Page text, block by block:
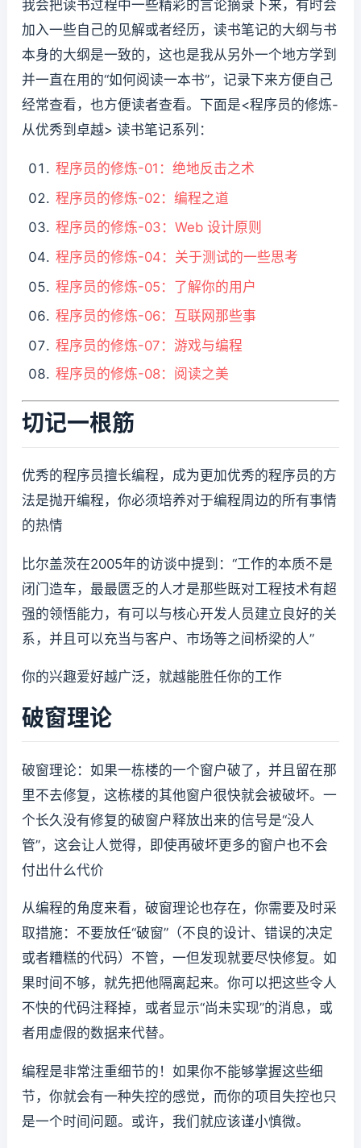
我会把读书过程中一些精彩的言论摘录下来，有时会
加入一些自己的见解或者经历，读书笔记的大纲与书
本身的大纲是一致的，这也是我从另外一个地方学到
并一直在用的“如何阅读一本书”，记录下来方便自己
经常查看，也方便读者查看。下面是<程序员的修炼-
从优秀到卓越> 读书笔记系列：
程序员的修炼-01：绝地反击之术
程序员的修炼-02：编程之道
程序员的修炼-03：Web 设计原则
程序员的修炼-04：关于测试的一些思考
程序员的修炼-05：了解你的用户
程序员的修炼-06：互联网那些事
程序员的修炼-07：游戏与编程
程序员的修炼-08：阅读之美
切记一根筋
优秀的程序员擅长编程，成为更加优秀的程序员的方
法是抛开编程，你必须培养对于编程周边的所有事情
的热情
比尔盖茨在2005年的访谈中提到：“工作的本质不是
闭门造车，最最匮乏的人才是那些既对工程技术有超
强的领悟能力，有可以与核心开发人员建立良好的关
系，并且可以充当与客户、市场等之间桥梁的人”
你的兴趣爱好越广泛，就越能胜任你的工作
破窗理论
破窗理论：如果一栋楼的一个窗户破了，并且留在那
里不去修复，这栋楼的其他窗户很快就会被破坏。一
个长久没有修复的破窗户释放出来的信号是“没人
管”，这会让人觉得，即使再破坏更多的窗户也不会
付出什么代价
从编程的角度来看，破窗理论也存在，你需要及时采
取措施：不要放任“破窗”（不良的设计、错误的决定
或者糟糕的代码）不管，一但发现就要尽快修复。如
果时间不够，就先把他隔离起来。你可以把这些令人
不快的代码注释掉，或者显示“尚未实现”的消息，或
者用虚假的数据来代替。
编程是非常注重细节的！如果你不能够掌握这些细
节，你就会有一种失控的感觉，而你的项目失控也只
是一个时间问题。或许，我们就应该谨小慎微。